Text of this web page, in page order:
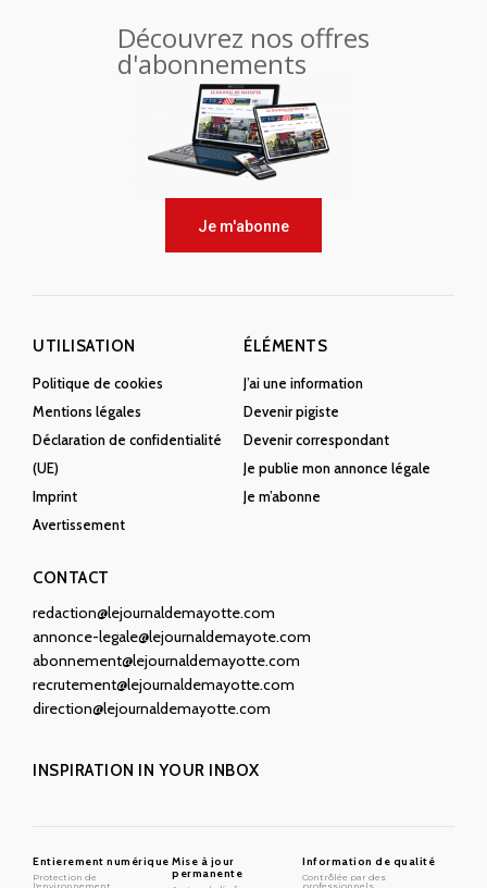
Découvrez nos offres
d'abonnements
Je m'abonne
UTILISATION
Politique de cookies
Mentions légales
Déclaration de confidentialité
(UE)
Imprint
Avertissement
ÉLÉMENTS
J’ai une information
Devenir pigiste
Devenir correspondant
Je publie mon annonce légale
Je m’abonne
CONTACT
redaction@lejournaldemayotte.com
annonce-legale@lejournaldemayote.com
abonnement@lejournaldemayotte.com
recrutement@lejournaldemayotte.com
direction@lejournaldemayotte.com
INSPIRATION IN YOUR INBOX
Entierement numérique
Protection de
Mise à jour
permanente
Information de qualité
Contrôlée par des